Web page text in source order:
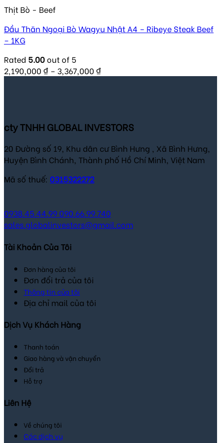
Thịt Bò - Beef
Đầu Thăn Ngoại Bò Wagyu Nhật A4 – Ribeye Steak Beef
– 1KG
Rated 5.00out of 5
2,190,000 ₫ – 3,367,000 ₫
cty TNHH GLOBAL INVESTORS
20 Đường số 19, Khu dân cư Bình Hưng , Xã Bình Hưng,
Huyện Bình Chánh, Thành phố Hồ Chí Minh, Việt Nam
Mã số thuế: 0315322272
0938.45.44.99090.66.99.740
sales.globalinvestors@gmail.com
Tài Khoản Của Tôi
Đơn hàng của tôi
Đơn đổi trả của tôi
Thông tin của tôi
Địa chỉ mail của tôi
Dịch Vụ Khách Hàng
Thanh toán
Giao hàng và vận chuyển
Đổi trả
Hỗ trợ
Liên Hệ
Về chúng tôi
Các dịch vụ